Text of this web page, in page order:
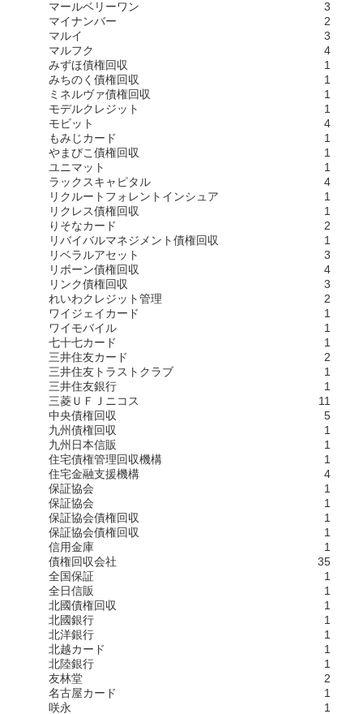
マールベリーワン
3
マイナンバー
2
マルイ
3
マルフク
4
みずほ債権回収
1
みちのく債権回収
1
ミネルヴァ債権回収
1
モデルクレジット
1
モビット
4
もみじカード
1
やまびこ債権回収
1
ユニマット
1
ラックスキャピタル
4
リクルートフォレントインシュア
1
リクレス債権回収
1
りそなカード
2
リバイバルマネジメント債権回収
1
リベラルアセット
3
リボーン債権回収
4
リンク債権回収
3
れいわクレジット管理
2
ワイジェイカード
1
ワイモバイル
1
七十七カード
1
三井住友カード
2
三井住友トラストクラブ
1
三井住友銀行
1
三菱ＵＦＪニコス
11
中央債権回収
5
九州債権回収
1
九州日本信販
1
住宅債権管理回収機構
1
住宅金融支援機構
4
保証協会
1
保証協会
1
保証協会債権回収
1
保証協会債権回収
1
信用金庫
1
債権回収会社
35
全国保証
1
全日信販
1
北國債権回収
1
北國銀行
1
北洋銀行
1
北越カード
1
北陸銀行
1
友林堂
2
名古屋カード
1
咲永
1